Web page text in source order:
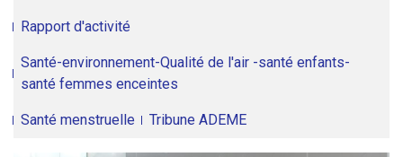
Rapport d'activité
Santé-environnement-Qualité de l'air -santé enfants-
santé femmes enceintes
Santé menstruelle Tribune ADEME